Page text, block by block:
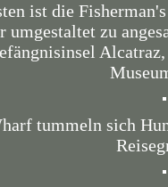
ist die
zu
tummeln sich